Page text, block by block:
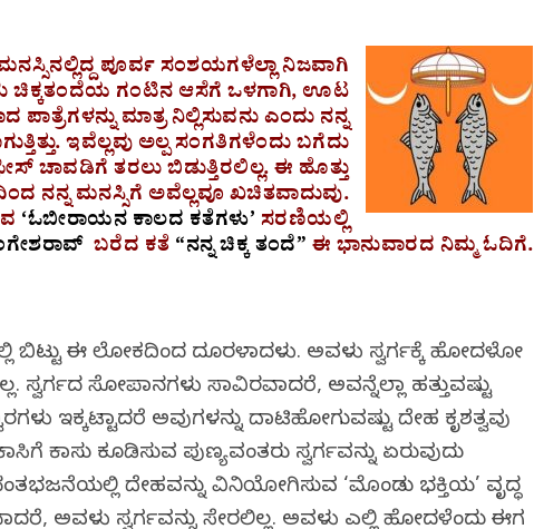
ಮನಸ್ಸಿನಲ್ಲಿದ್ದ ಪೂರ್ವ ಸಂಶಯಗಳೆಲ್ಲಾ ನಿಜವಾಗಿ
ಚಿಕ್ಕತಂದೆಯ ಗಂಟಿನ ಆಸೆಗೆ ಒಳಗಾಗಿ, ಊಟ
ಮಾತ್ರ ನಿಲ್ಲಿಸುವನು ಎಂದು ನನ್ನ
ಇವೆಲ್ಲವು ಅಲ್ಪ ಸಂಗತಿಗಳೆಂದು ಬಗೆದು
ಚಾವಡಿಗೆ ತರಲು ಬಿಡುತ್ತಿರಲಿಲ್ಲ. ಈ ಹೊತ್ತು
ನನ್ನ ಮನಸ್ಸಿಗೆ ಅವೆಲ್ಲವೂ ಖಚಿತವಾದುವು.
‘ಓಬೀರಾಯನ ಕಾಲದ ಕತೆಗಳು’ ಸರಣಿಯಲ್ಲಿ
ಬರೆದ ಕತೆ “ನನ್ನಚಿಕ್ಕತಂದೆ” ಈ ಭಾನುವಾರದ ನಿಮ್ಮಓದಿಗೆ.
ಬಿಟ್ಟು ಈ ಲೋಕದಿಂದ ದೂರಳಾದಳು. ಅವಳು ಸ್ವರ್ಗಕ್ಕೆ ಹೋದಳೋ
ಸ್ವರ್ಗದ ಸೋಪಾನಗಳು ಸಾವಿರವಾದರೆ, ಅವನ್ನೆಲ್ಲಾ ಹತ್ತುವಷ್ಟು
ಇಕ್ಕಟ್ಟಾದರೆ ಅವುಗಳನ್ನು ದಾಟಿಹೋಗುವಷ್ಟು ದೇಹ ಕೃಶತ್ವವು
ಕಾಸು ಕೂಡಿಸುವ ಪುಣ್ಯವಂತರು ಸ್ವರ್ಗವನ್ನು ಏರುವುದು
ದೇಹವನ್ನು ವಿನಿಯೋಗಿಸುವ ‘ಮೊಂಡು ಭಕ್ತಿಯ’ ವೃದ್ಧ
ಅವಳು ಸ್ವರ್ಗವನ್ನು ಸೇರಲಿಲ್ಲ. ಅವಳು ಎಲ್ಲಿ ಹೋದಳೆಂದು ಈಗ